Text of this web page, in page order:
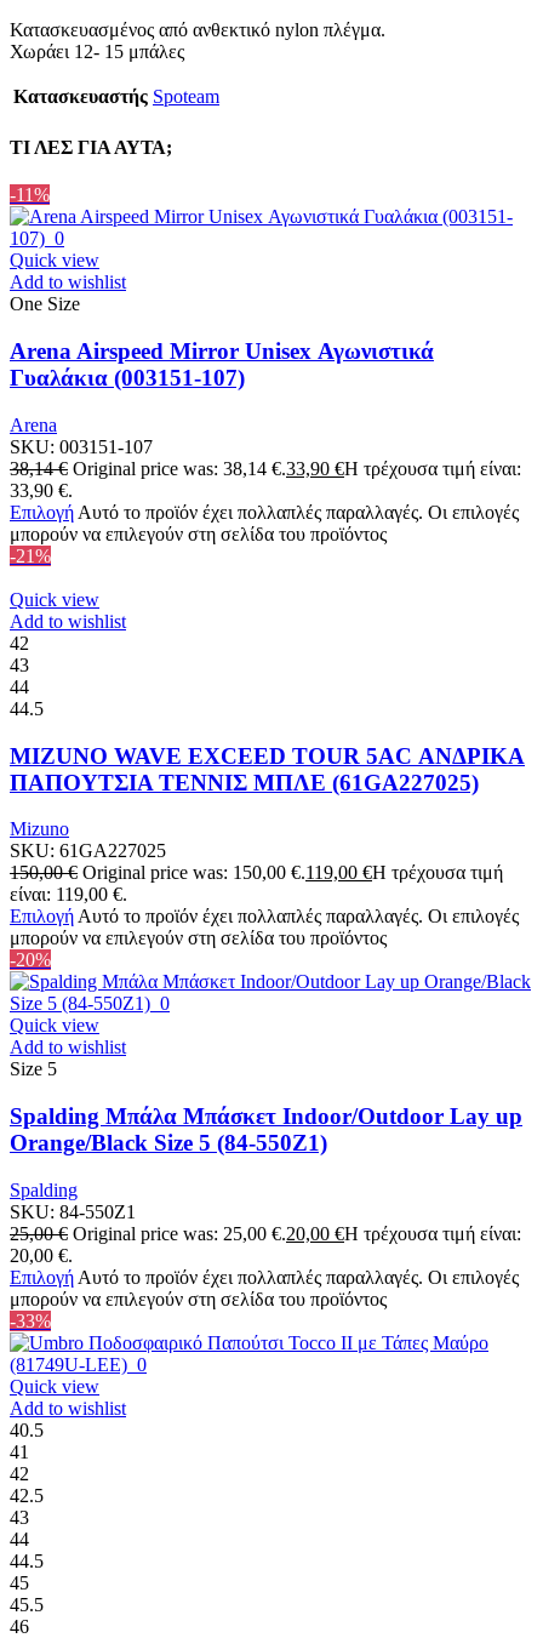
Κατασκευασμένος από ανθεκτικό nylon πλέγμα.
Χωράει 12- 15 μπάλες
Κατασκευαστής Spoteam
ΤΙ ΛΕΣ ΓΙΑ ΑΥΤΑ;
-11%
Quick view
Add to wishlist
One Size
Arena Airspeed Mirror Unisex Αγωνιστικά
Γυαλάκια (003151-107)
Arena
SKU: 003151-107
38,14€ Original price was: 38,14 €.33,90 €Η τρέχουσα τιμή είναι:
33,90 €.
Επιλογή Αυτό το προϊόν έχει πολλαπλές παραλλαγές. Οι επιλογές
μπορούν να επιλεγούν στη σελίδα του προϊόντος
-21%
Quick view
Add to wishlist
42
43
44
44.5
MIZUNO WAVE EXCEED TOUR 5AC ΑΝΔΡΙΚΑ
ΠΑΠΟΥΤΣΙΑ ΤΕΝΝΙΣ ΜΠΛΕ (61GA227025)
Mizuno
SKU: 61GA227025
150,00€ Original price was: 150,00 €.119,00 €Η τρέχουσα τιμή
είναι: 119,00 €.
Επιλογή Αυτό το προϊόν έχει πολλαπλές παραλλαγές. Οι επιλογές
μπορούν να επιλεγούν στη σελίδα του προϊόντος
-20%
Quick view
Add to wishlist
Size 5
Spalding Μπάλα Μπάσκετ Indoor/Outdoor Lay up
Orange/Black Size 5 (84-550Z1)
Spalding
SKU: 84-550Z1
25,00€ Original price was: 25,00 €.20,00 €Η τρέχουσα τιμή είναι:
20,00 €.
Επιλογή Αυτό το προϊόν έχει πολλαπλές παραλλαγές. Οι επιλογές
μπορούν να επιλεγούν στη σελίδα του προϊόντος
-33%
Quick view
Add to wishlist
40.5
41
42
42.5
43
44
44.5
45
45.5
46